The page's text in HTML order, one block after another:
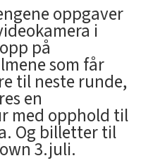
oppgaver
i
på
som får
til neste runde,
en
med opphold til
Og billetter til
3.juli.